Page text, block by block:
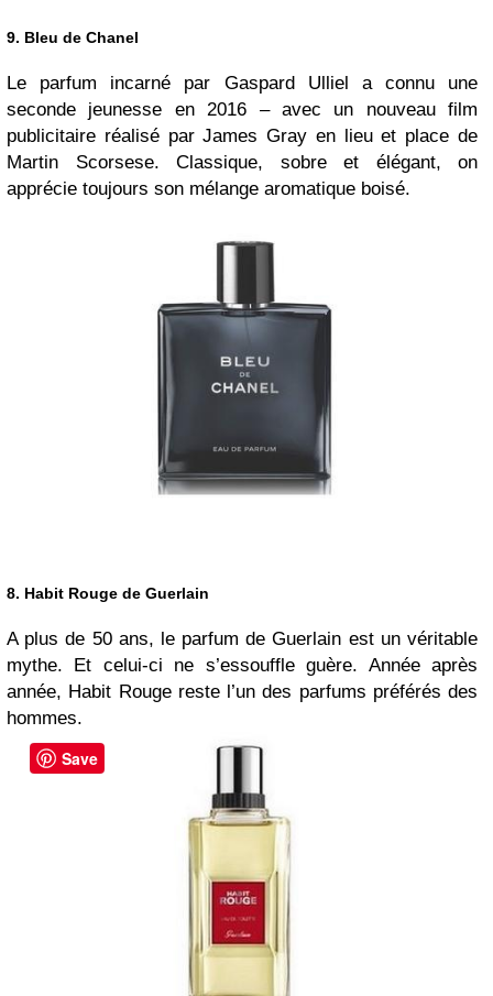
9. Bleu de Chanel
Le parfum incarné par Gaspard Ulliel a connu une
seconde jeunesse en 2016 – avec un nouveau film
publicitaire réalisé par James Gray en lieu et place de
Martin Scorsese. Classique, sobre et élégant, on
apprécie toujours son mélange aromatique boisé.
8. Habit Rouge de Guerlain
A plus de 50 ans, le parfum de Guerlain est un véritable
mythe. Et celui-ci ne s’essouffle guère. Année après
année, Habit Rouge reste l’un des parfums préférés des
hommes.
Save